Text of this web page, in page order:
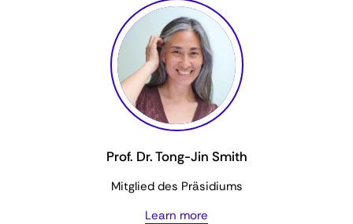
Prof. Dr. Tong-Jin Smith
Mitglied des Präsidiums
Learn more